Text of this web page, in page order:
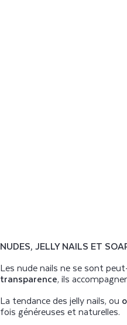
NUDES, JELLY NAILS ET
Les nude nails ne se sont
transparence, ils
La tendance des jelly nails, ou
fois généreuses et naturelles.